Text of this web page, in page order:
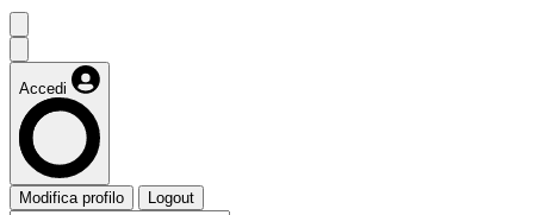
Accedi
Modifica profilo Logout